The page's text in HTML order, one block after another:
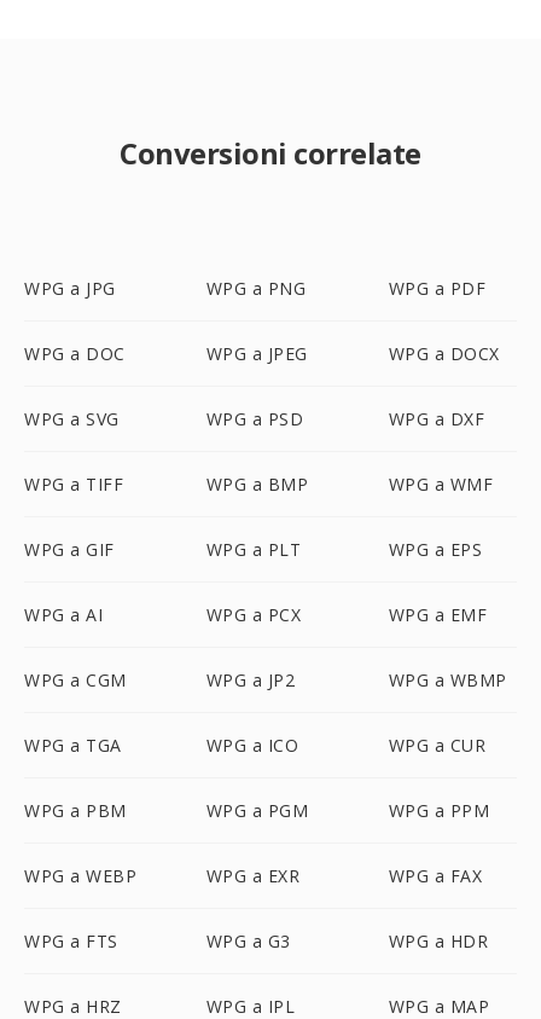
Conversioni correlate
WPG a JPG WPG a PNG WPG a PDF
WPG a DOC WPG a JPEG WPG a DOCX
WPG a SVG WPG a PSD WPG a DXF
WPG a TIFF WPG a BMP WPG a WMF
WPG a GIF WPG a PLT WPG a EPS
WPG a AI WPG a PCX WPG a EMF
WPG a CGM WPG a JP2 WPG a WBMP
WPG a TGA WPG a ICO WPG a CUR
WPG a PBM WPG a PGM WPG a PPM
WPG a WEBP WPG a EXR WPG a FAX
WPG a FTS WPG a G3 WPG a HDR
WPG a HRZ WPG a IPL WPG a MAP